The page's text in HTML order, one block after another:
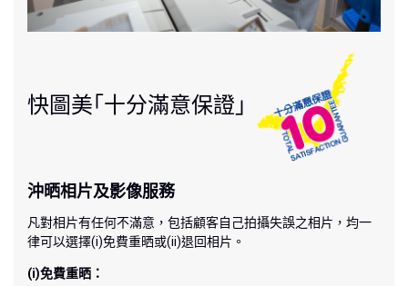
快圖美｢十分滿意保證｣
沖晒相片及影像服務
凡對相片有任何不滿意，包括顧客自己拍攝失誤之相片，均一
律可以選擇(i)免費重晒或(ii)退回相片。
(i)免費重晒：